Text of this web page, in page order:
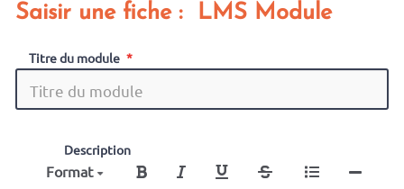
Saisir une fiche : LMS Module
Titre du module
Description
Format